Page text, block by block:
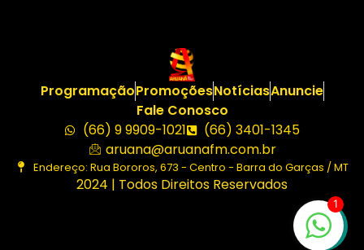
ProgramaçãoPromoçõesNotíciasAnuncie
Fale Conosco
(66) 9 9909-1021
(66) 3401-1345
aruana@aruanafm.com.br
Endereço: Rua Bororos, 673 - Centro - Barra do Garças / MT
2024 | Todos Direitos Reservados
1